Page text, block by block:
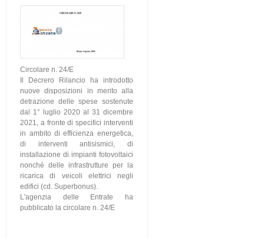
Circolare n. 24/E
Il Decrero Rilancio ha introdotto
nuove disposizioni in merito alla
detrazione delle spese sostenute
dal 1° luglio 2020 al 31 dicembre
2021, a fronte di specifici interventi
in ambito di efficienza energetica,
di interventi antisismici, di
installazione di impianti fotovoltaici
nonché delle infrastrutture per la
ricarica di veicoli elettrici negli
edifici (cd. Superbonus).
L'agenzia delle Entrate ha
pubblicato la circolare n. 24/E